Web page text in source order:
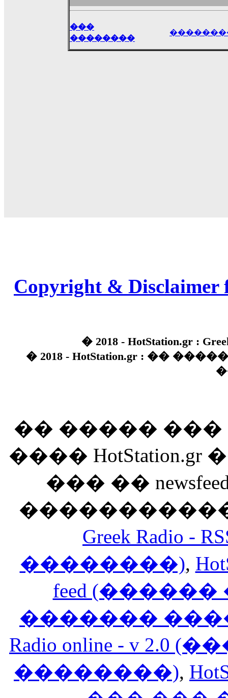
���
��������
Copyright & Disclaimer
� 2018 - HotStation.gr :
� 2018 - HotStation.gr : ��
�� �����
����
��� ��
Greek Radio
��������),
feed
�������
Radio online - v
��������),